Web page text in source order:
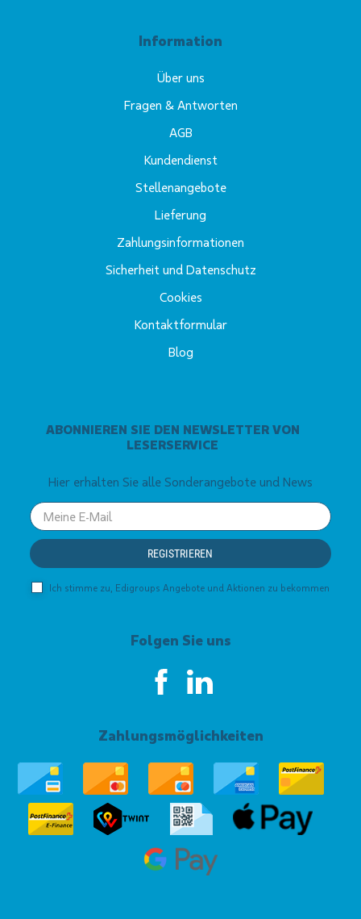
ABONNIEREN SIE DEN NEWSLETTER VON
LESERSERVICE
Hier erhalten Sie alle Sonderangebote und News
Your
email
REGISTRIEREN
Ich stimme zu, Edigroups Angebote und Aktionen zu bekommen
Information
Über uns
Fragen & Antworten
AGB
Kundendienst
Stellenangebote
Lieferung
Zahlungsinformationen
Sicherheit und Datenschutz
Cookies
Kontaktformular
Blog
Folgen Sie uns
Zahlungsmöglichkeiten